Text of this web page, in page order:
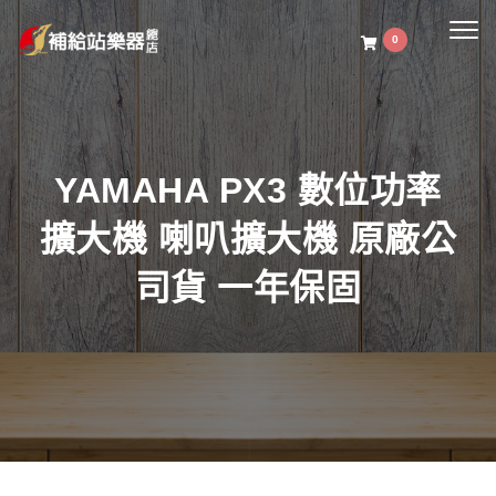
0
YAMAHA PX3 數位功率
擴大機 喇叭擴大機 原廠公
司貨 一年保固